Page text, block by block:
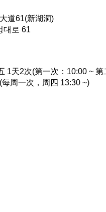
道61(新湖洞)
대로 61
1天2次(第一次：10:00 ~ 第
周一次，周四 13:30 ~)